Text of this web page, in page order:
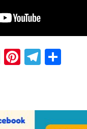
VK Pinterest